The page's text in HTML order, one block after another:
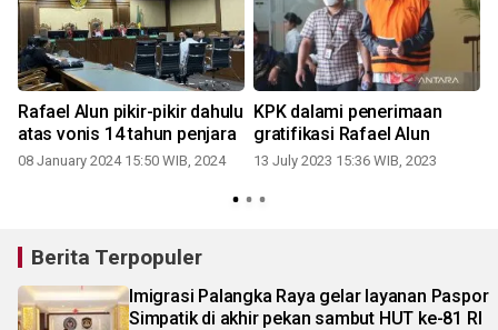
Rafael Alun pikir-pikir dahulu
atas vonis 14 tahun penjara
08 January 2024 15:50 WIB, 2024
KPK dalami penerimaan
gratifikasi Rafael Alun
13 July 2023 15:36 WIB, 2023
Berita Terpopuler
Imigrasi Palangka Raya gelar layanan Paspor
Simpatik di akhir pekan sambut HUT ke-81 RI